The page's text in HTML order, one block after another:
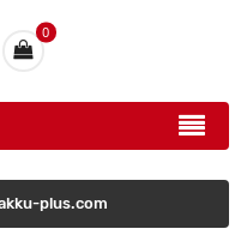
0
plus.com